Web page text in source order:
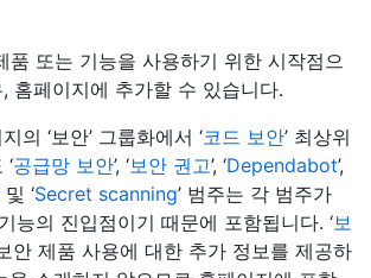
품 또는 기능을 사용하기 위한 시작점으
홈페이지에 추가할 수 있습니다.
의 ‘보안’ 그룹화에서 ‘코드 보안’ 최상위
공급망 보안’, ‘보안 권고’, ‘Dependabot’,
및 ‘Secret scanning’ 범주는 각 범주가
능의 진입점이기 때문에 포함됩니다. ‘보
안 제품 사용에 대한 추가 정보를 제공하